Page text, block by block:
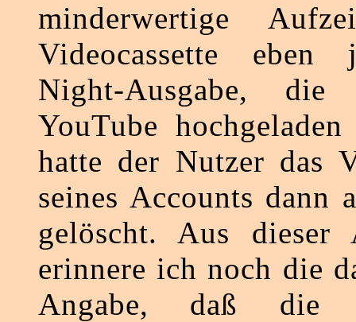
minderwertige
Videocassette eben
Night-Ausgabe,
YouTube
hatte der Nutzer das
seines Accounts dann
gelöscht. Aus dieser
erinnere ich noch die
Angabe, daß die